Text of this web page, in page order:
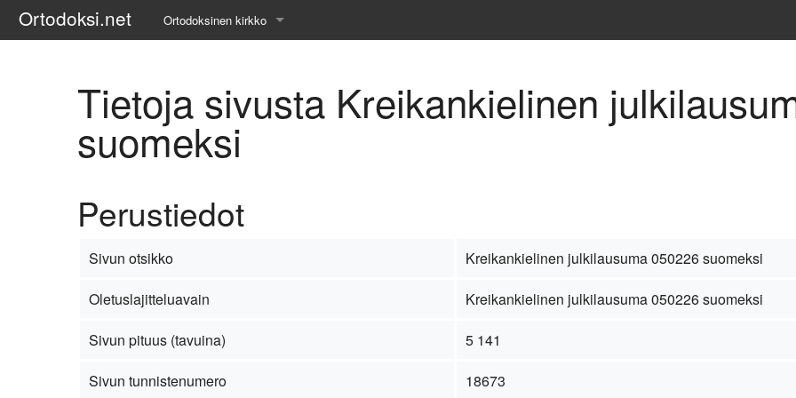
Ortodoksi.net Ortodoksinen kirkko
Liturgiset tekstit
Opetuspuheet
Etiikka
Uskonoppi
Kirkkotaide
Pyhät ihmiset
Suomen kirkko
Tietoja sivusta Kreikankielinen
suomeksi
Perustiedot
Sivun otsikko
Kreikankielinen julkilausuma 050226 suomeksi
Oletuslajitteluavain
Kreikankielinen julkilausuma 050226 suomeksi
Sivun pituus (tavuina)
5 141
Sivun tunnistenumero
18673